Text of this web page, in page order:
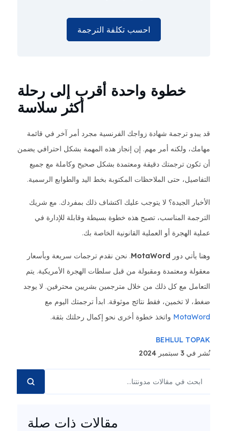
احسب تكلفة الترجمة
خطوة واحدة أقرب إلى رحلة
أكثر سلاسة
قد يبدو ترجمة شهادة زواجك الفرنسية مجرد أمر آخر في قائمة
مهامك، ولكنه أمر مهم. إن إنجاز هذه المهمة بشكل احترافي يضمن
أن تكون ترجمتك دقيقة ومعتمدة بشكل صحيح وكاملة مع جميع
التفاصيل، حتى الملاحظات المكتوبة بخط اليد والطوابع الرسمية.
الأخبار الجيدة؟ لا يتوجب عليك اكتشاف ذلك بمفردك. مع شريك
الترجمة المناسب، تصبح هذه خطوة بسيطة وقابلة للإدارة في
عملية الهجرة أو العملية القانونية الخاصة بك.
وهنا يأتي دور MotaWord. نحن نقدم ترجمات سريعة وبأسعار
معقولة ومعتمدة ومقبولة من قبل سلطات الهجرة الأمريكية. يتم
التعامل مع كل ذلك من خلال مترجمين بشريين محترفين. لا يوجد
ضغط، لا تخمين، فقط نتائج موثوقة. ابدأ ترجمتك اليوم مع
MotaWord واتخذ خطوة أخرى نحو إكمال رحلتك بثقة.
BEHLUL TOPAK
نُشر في 3 سبتمبر 2024
مقالات ذات صلة